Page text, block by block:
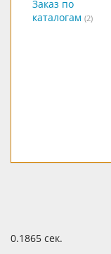
Заказ по
каталогам (2)
0.1865 сек.